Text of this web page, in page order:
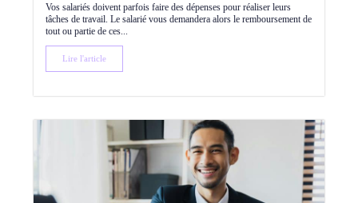
Vos salariés doivent parfois faire des dépenses pour réaliser leurs
tâches de travail. Le salarié vous demandera alors le remboursement de
tout ou partie de ces...
Lire l'article